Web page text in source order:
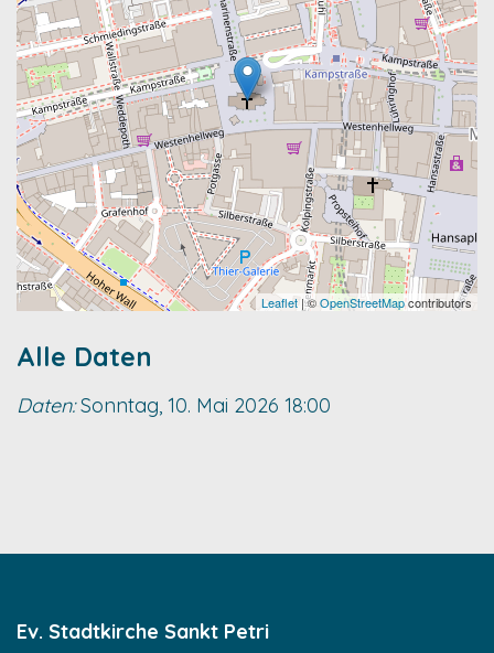
Leaflet| ©OpenStreetMapcontributors
Alle Daten
Daten:Sonntag, 10. Mai 2026 18:00
Ev. Stadtkirche Sankt Petri